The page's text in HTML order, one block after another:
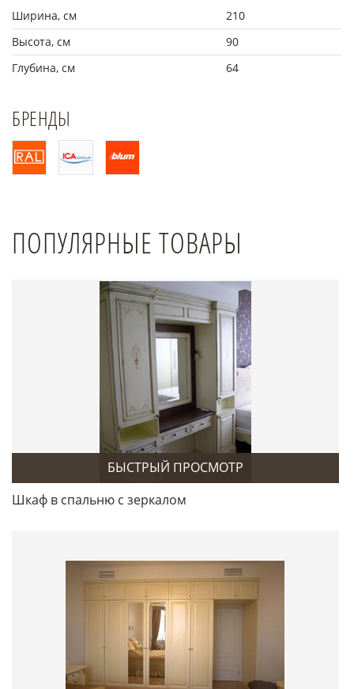
Ширина, см
210
Высота, см
90
Глубина, см
64
БРЕНДЫ
ПОПУЛЯРНЫЕ ТОВАРЫ
БЫСТРЫЙ ПРОСМОТР
Шкаф в спальню с зеркалом